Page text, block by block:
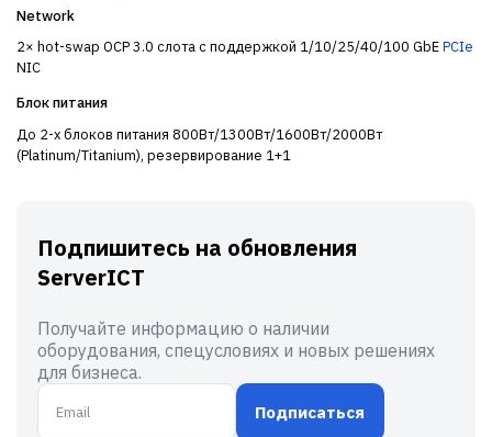
Network
2× hot-swap OCP 3.0 слота с поддержкой 1/10/25/40/100 GbEPCIe
NIC
Блок питания
До 2-х блоков питания 800Вт/1300Вт/1600Вт/2000Вт
(Platinum/Titanium), резервирование 1+1
Подпишитесь на обновления
ServerICT
Получайте информацию о наличии
оборудования, спецусловиях и новых решениях
для бизнеса.
Подписаться